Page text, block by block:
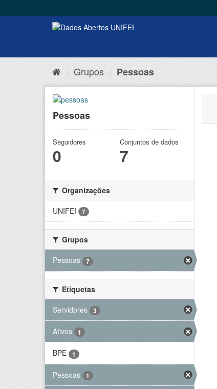
Grupos Pessoas
Pessoas
Seguidores
0
Conjuntos de dados
7
Organizações
UNIFEI
7
Grupos
Pessoas
7
Etiquetas
Servidores
3
Ativos 1
BPE 1
Pessoas 1